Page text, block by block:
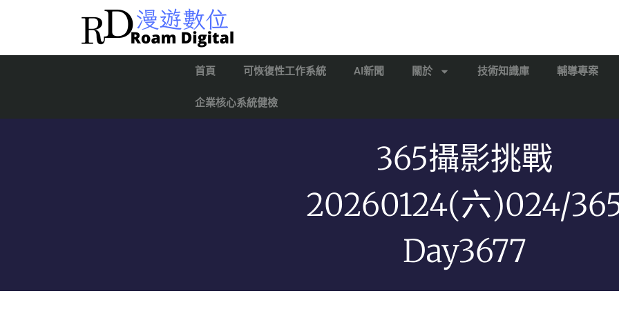
首頁 可恢復性工作系統 AI新聞 關於 技術知識庫 輔導專案
企業核心系統健檢
365攝影挑戰
20260124(六)024/
Day3677